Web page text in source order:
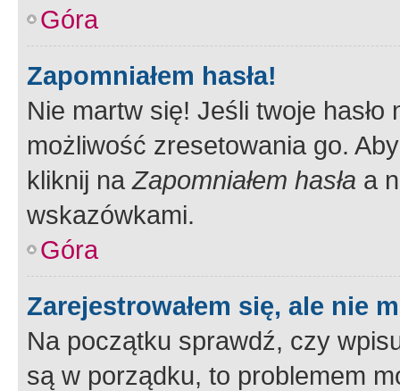
Góra
Zapomniałem hasła!
Nie martw się! Jeśli twoje
możliwość zresetowania go.
kliknij naZapomniałem hasła a
wskazówkami.
Góra
Zarejestrowałem się, ale nie
Na początku sprawdź, czy
są w porządku, to problemem